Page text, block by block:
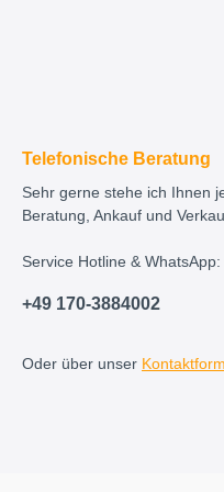
Telefonische Beratung
Sehr gerne stehe ich Ihnen
Beratung, Ankauf und
Service Hotline & WhatsApp:
+49 170-3884002
Oder über unser